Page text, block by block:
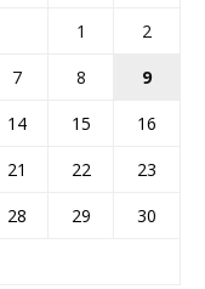
1
2
7 8
9
14 15
16
21 22
23
28 29
30